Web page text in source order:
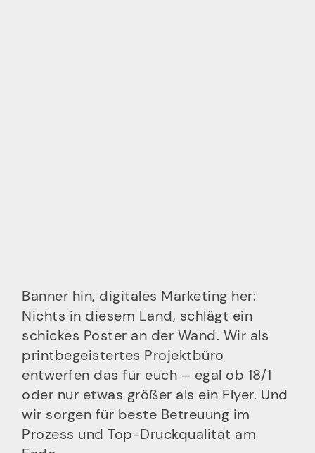
Banner hin, digitales Marketing her:
Nichts in diesem Land, schlägt ein
schickes Poster an der Wand. Wir als
printbegeistertes Projektbüro
entwerfen das für euch – egal ob 18/1
oder nur etwas größer als ein Flyer. Und
wir sorgen für beste Betreuung im
Prozess und Top-Druckqualität am